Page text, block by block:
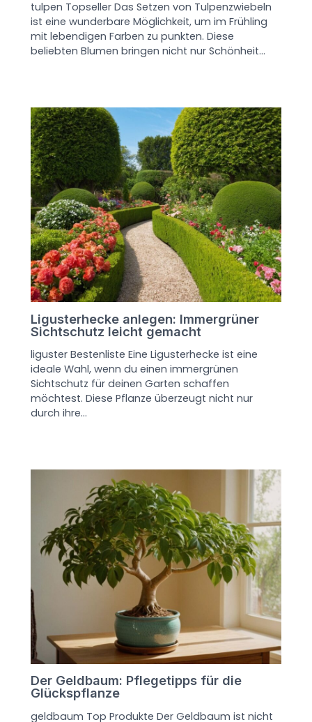
tulpen Topseller Das Setzen von Tulpenzwiebeln
ist eine wunderbare Möglichkeit, um im Frühling
mit lebendigen Farben zu punkten. Diese
beliebten Blumen bringen nicht nur Schönheit…
Ligusterhecke anlegen: Immergrüner
Sichtschutz leicht gemacht
liguster Bestenliste Eine Ligusterhecke ist eine
ideale Wahl, wenn du einen immergrünen
Sichtschutz für deinen Garten schaffen
möchtest. Diese Pflanze überzeugt nicht nur
durch ihre…
Der Geldbaum: Pflegetipps für die
Glückspflanze
geldbaum Top Produkte Der Geldbaum ist nicht